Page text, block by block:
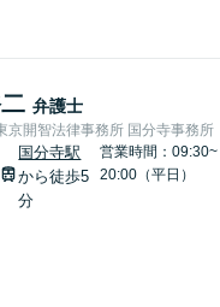
弁護士
京開智法律事務所 国分寺事務所
国分寺駅
から徒歩5
分
営業時間：09:30~
20:00（平日）